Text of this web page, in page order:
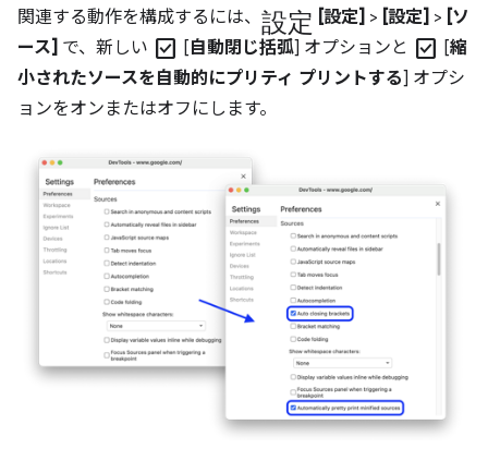
関連する動作を構成するには、 設定 [設定] > [設定] > [ソ
ース] で、新しい check_box [自動閉じ括弧] オプションと check_box [縮
小されたソースを自動的にプリティ プリントする] オプシ
ョンをオンまたはオフにします。